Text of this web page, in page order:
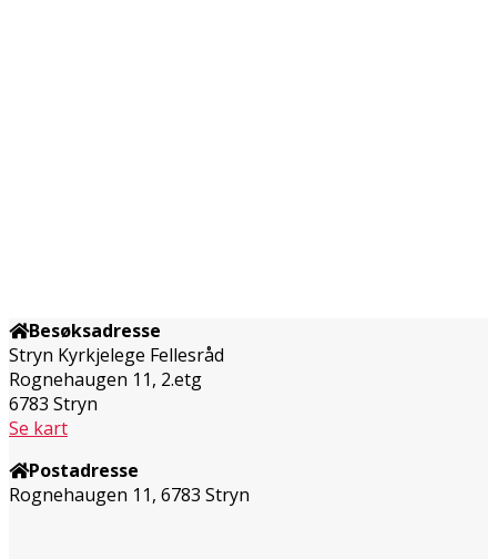
Besøksadresse
Stryn Kyrkjelege Fellesråd
Rognehaugen 11, 2.etg
6783 Stryn
Se kart
Postadresse
Rognehaugen 11, 6783 Stryn